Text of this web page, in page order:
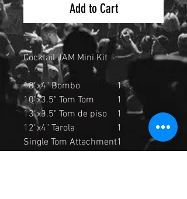
Add to Cart
Cocktail JAM Mini Kit
18"x4" Bombo
1
10"x3.5" Tom Tom
1
13"x3.5" Tom de piso
1
12"x4" Tarola
1
Single Tom Attachment1